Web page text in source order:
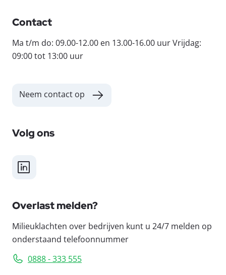
Contact
Ma t/m do: 09.00-12.00 en 13.00-16.00 uur Vrijdag:
09:00 tot 13:00 uur
Neem contact op
Volg ons
LinkedIn
Overlast melden?
Milieuklachten over bedrijven kunt u 24/7 melden op
onderstaand telefoonnummer
0888 - 333 555